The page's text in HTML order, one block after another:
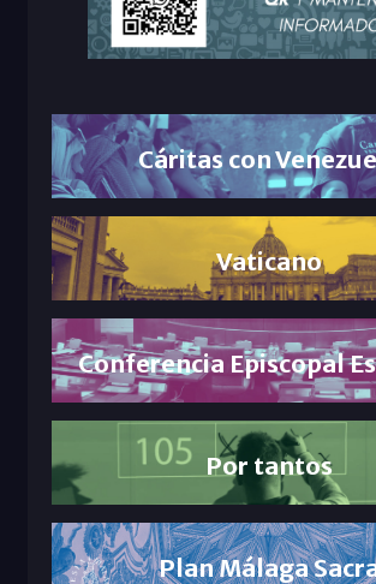
Cáritas con
Vaticano
Conferencia Episcopal
Por tantos
Plan Málaga